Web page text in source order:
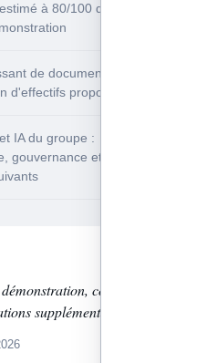
à 80/100 dès la
de documents sans
d'effectifs proportionnelle
IA du groupe :
gouvernance et socle pour
confiance pour
supplémentaires.